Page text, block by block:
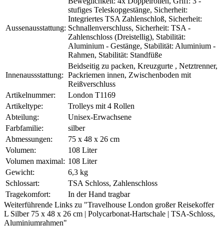
Aussenausstattung:
stufiges Teleskopgestänge, Sicherheit:
Integriertes TSA Zahlenschloß, Sicherheit:
Schnallenverschluss, Sicherheit: TSA -
Zahlenschloss (Dreistellig), Stabilität:
Aluminium - Gestänge, Stabilität: Aluminium -
Rahmen, Stabilität: Standfüße
Innenaussstattung:
Beidseitig zu packen, Kreuzgurte , Netztrenner,
Packriemen innen, Zwischenboden mit
Reißverschluss
Artikelnummer:
London T1169
Artikeltype:
Trolleys mit 4 Rollen
Abteilung:
Unisex-Erwachsene
Farbfamilie:
silber
Abmessungen:
75 x 48 x 26 cm
Volumen:
108 Liter
Volumen maximal: 108 Liter
Gewicht:
6,3 kg
Schlossart:
TSA Schloss, Zahlenschloss
Tragekomfort:
In der Hand tragbar
Weiterführende Links zu "Travelhouse London großer Reisekoffer
L Silber 75 x 48 x 26 cm | Polycarbonat-Hartschale | TSA-Schloss,
Aluminiumrahmen"